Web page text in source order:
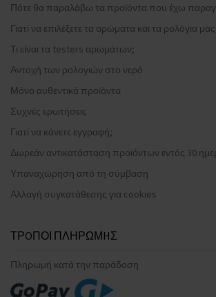
Πότε θα παραλάβω τα προϊόντα που έχω
Γιατί να επιλέξετε τα αρώματα και τα ρολόγια
Τι είναι τα testers αρωμάτων;
Αντοχή των ρολογιών στο νερό
Μόνο αυθεντικά προϊόντα
Συχνές ερωτήσεις
Γιατί να κάνετε εγγραφή;
Δωρεάν αντικατάσταση προϊόντων εντός 30
Υπαναχώρηση από τη σύμβαση
Αλλαγή συγκατάθεσης για cookies
ΤΡOΠΟΙ ΠΛΗΡΩΜHΣ
Πληρωμή κατά την παράδοση